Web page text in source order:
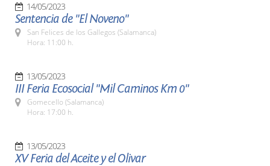
14/05/2023
Sentencia de "El Noveno"
San Felices de los Gallegos (Salamanca)
Hora: 11:00 h.
13/05/2023
III Feria Ecosocial "Mil Caminos Km 0"
Gomecello (Salamanca)
Hora: 17:00 h.
13/05/2023
XV Feria del Aceite y el Olivar